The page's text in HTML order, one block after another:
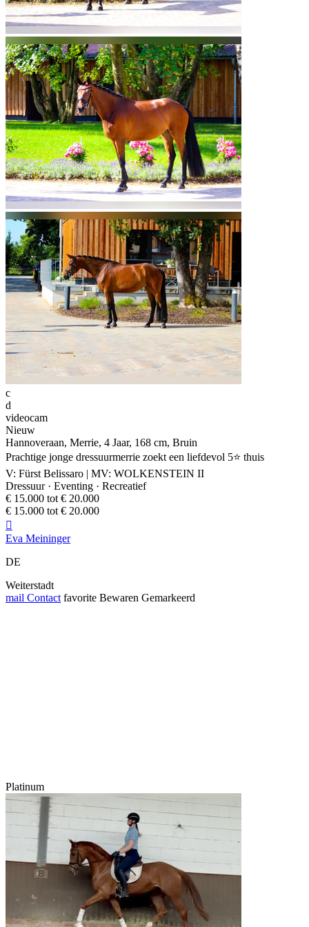
c
d
videocam
Nieuw
Hannoveraan, Merrie, 4 Jaar, 168 cm, Bruin
Prachtige jonge dressuurmerrie zoekt een liefdevol 5⭐️ thuis
V: Fürst Belissaro | MV: WOLKENSTEIN II
Dressuur · Eventing · Recreatief
€ 15.000 tot € 20.000
€ 15.000 tot € 20.000

Eva Meininger
DE
Weiterstadt
mail Contact favorite Bewaren Gemarkeerd
Platinum